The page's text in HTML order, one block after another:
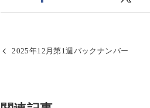
2025年12月第1週バックナンバー